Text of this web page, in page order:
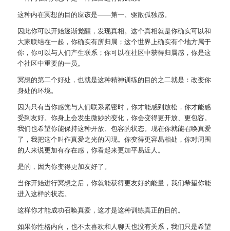
这种内在冥想的目的应该是——第一、驱散孤独感。
因此你可以开始逐渐觉醒，发现真相。这个真相就是你确实可以和
大家联结在一起，你确实有所归属；这个世界上确实有个地方属于
你，你可以与人们产生联系；你可以在社区中获得归属感，你是这
个社区中重要的一员。
冥想的第二个好处，也就是这种精神训练的目的之二就是：改变你
身处的环境。
因为只有当你感觉与人们联系紧密时，你才能感到放松，你才能感
受到友好。你身上会发生微妙的变化，你会变得更开放、更包容。
我们也希望你能保持这种开放、包容的状态。现在你就能召唤真爱
了，我把这个叫作真爱之光的闪现。你变得更容易相处，你对周围
的人来说更加有存在感，你看起来更加平易近人。
是的，因为你变得更加友好了。
当你开始进行冥想之后，你就能获得更友好的能量，我们希望你能
进入这样的状态。
这样你才能成功召唤真爱，这才是这种训练真正的目的。
如果你性格内向，也不太喜欢和人聊天也没有关系，我们只是希望